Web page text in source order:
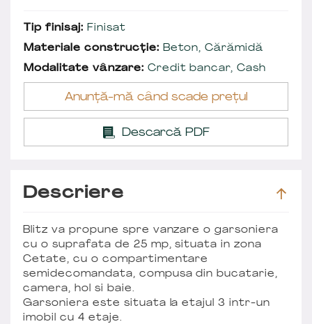
Tip finisaj: Finisat
Materiale construcție: Beton, Cărămidă
Modalitate vânzare: Credit bancar, Cash
Anunță-mă când scade prețul
Descarcă PDF
Descriere
Blitz va propune spre vanzare o garsoniera
cu o suprafata de 25 mp, situata in zona
Cetate, cu o compartimentare
semidecomandata, compusa din bucatarie,
camera, hol si baie.
Garsoniera este situata la etajul 3 intr-un
imobil cu 4 etaje.